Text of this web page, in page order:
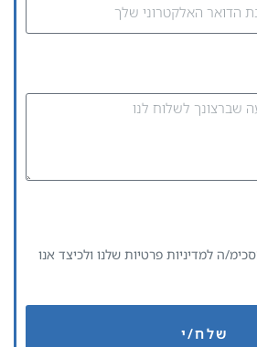
ה למדיניות פרטיות שלנו ולכיצד אנו
שלח/י